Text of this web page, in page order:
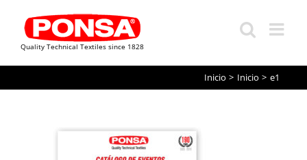
Saltar
Quality Technical Textiles since 1828
Inicio Inicio e1